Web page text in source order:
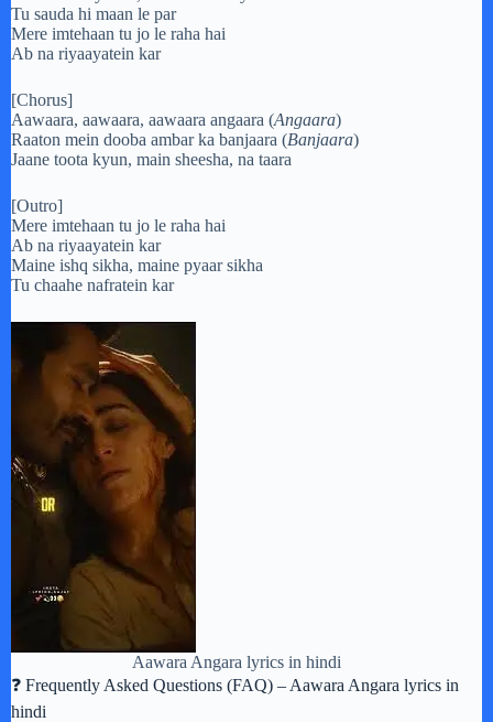
Tu sauda hi maan le par
Mere imtehaan tu jo le raha hai
Ab na riyaayatein kar
[Chorus]
Aawaara, aawaara, aawaara angaara (Angaara)
Raaton mein dooba ambar ka banjaara (Banjaara)
Jaane toota kyun, main sheesha, na taara
[Outro]
Mere imtehaan tu jo le raha hai
Ab na riyaayatein kar
Maine ishq sikha, maine pyaar sikha
Tu chaahe nafratein kar
Aawara Angara lyrics in hindi
❓ Frequently Asked Questions (FAQ) – Aawara Angara lyrics in
hindi